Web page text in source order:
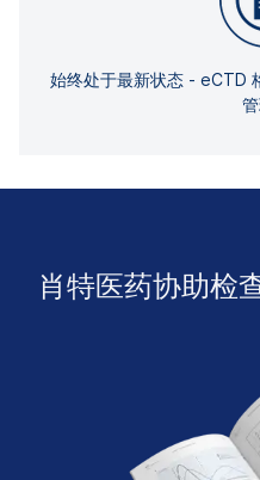
始终处于最新状态 - eCTD
管
肖特医药协助检